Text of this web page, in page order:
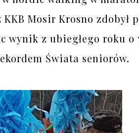
Mosir Krosno zdobył
wynik z ubiegłego roku o
Świata seniorów.